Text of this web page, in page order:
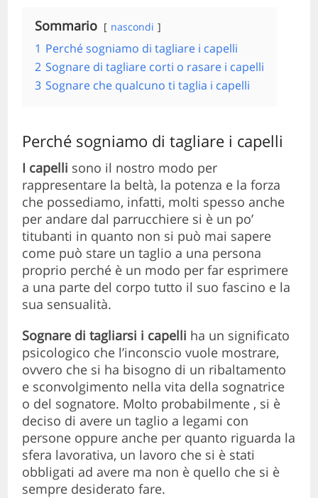
Sommario nascondi
1 Perché sogniamo di tagliare i capelli
2 Sognare di tagliare corti o rasare i capelli
3 Sognare che qualcuno ti taglia i capelli
Perché sogniamo di tagliare i capelli
I capelli sono il nostro modo per
rappresentare la beltà, la potenza e la forza
che possediamo, infatti, molti spesso anche
per andare dal parrucchiere si è un po’
titubanti in quanto non si può mai sapere
come può stare un taglio a una persona
proprio perché è un modo per far esprimere
a una parte del corpo tutto il suo fascino e la
sua sensualità.
Sognare di tagliarsi i capelli ha un significato
psicologico che l’inconscio vuole mostrare,
ovvero che si ha bisogno di un ribaltamento
e sconvolgimento nella vita della sognatrice
o del sognatore. Molto probabilmente , si è
deciso di avere un taglio a legami con
persone oppure anche per quanto riguarda la
sfera lavorativa, un lavoro che si è stati
obbligati ad avere ma non è quello che si è
sempre desiderato fare.